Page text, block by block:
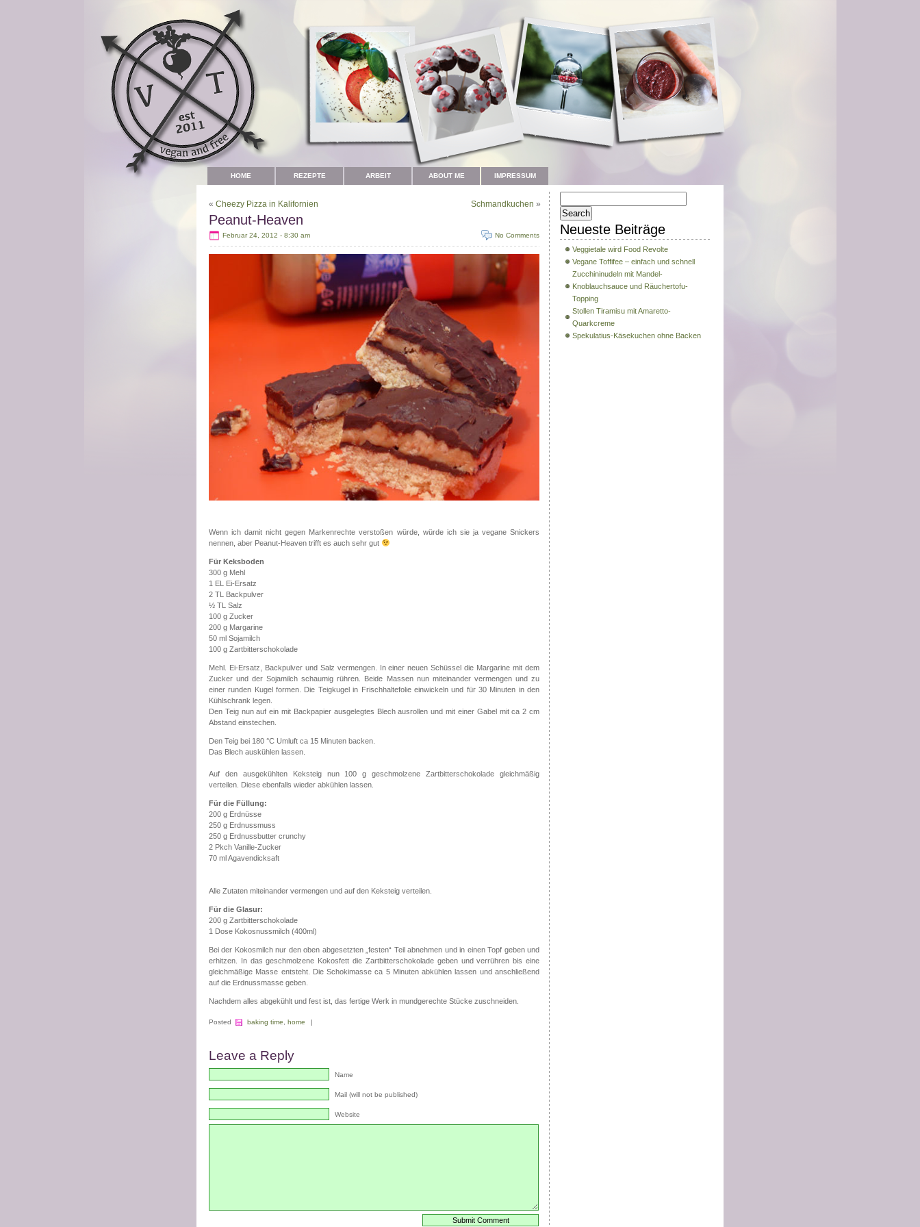
HOME REZEPTE ARBEIT ABOUT ME IMPRESSUM
« Cheezy Pizza in Kalifornien Schmandkuchen »
Peanut-Heaven
Februar 24, 2012 - 8:30 am No Comments
Wenn ich damit nicht gegen Markenrechte verstoßen würde, würde ich sie ja vegane Snickers
nennen, aber Peanut-Heaven trifft es auch sehr gut
Für Keksboden
300 g Mehl
1 EL Ei-Ersatz
2 TL Backpulver
½ TL Salz
100 g Zucker
200 g Margarine
50 ml Sojamilch
100 g Zartbitterschokolade
Mehl. Ei-Ersatz, Backpulver und Salz vermengen. In einer neuen Schüssel die Margarine mit dem
Zucker und der Sojamilch schaumig rühren. Beide Massen nun miteinander vermengen und zu
einer runden Kugel formen. Die Teigkugel in Frischhaltefolie einwickeln und für 30 Minuten in den
Kühlschrank legen.
Den Teig nun auf ein mit Backpapier ausgelegtes Blech ausrollen und mit einer Gabel mit ca 2 cm
Abstand einstechen.
Den Teig bei 180 °C Umluft ca 15 Minuten backen.
Das Blech auskühlen lassen.
Auf den ausgekühlten Keksteig nun 100 g geschmolzene Zartbitterschokolade gleichmäßig
verteilen. Diese ebenfalls wieder abkühlen lassen.
Für die Füllung:
200 g Erdnüsse
250 g Erdnussmuss
250 g Erdnussbutter crunchy
2 Pkch Vanille-Zucker
70 ml Agavendicksaft
Alle Zutaten miteinander vermengen und auf den Keksteig verteilen.
Für die Glasur:
200 g Zartbitterschokolade
1 Dose Kokosnussmilch (400ml)
Bei der Kokosmilch nur den oben abgesetzten „festen“ Teil abnehmen und in einen Topf geben und
erhitzen. In das geschmolzene Kokosfett die Zartbitterschokolade geben und verrühren bis eine
gleichmäßige Masse entsteht. Die Schokimasse ca 5 Minuten abkühlen lassen und anschließend
auf die Erdnussmasse geben.
Nachdem alles abgekühlt und fest ist, das fertige Werk in mundgerechte Stücke zuschneiden.
Posted baking time home |
Leave a Reply
Name
Mail (will not be published)
Website
Neueste Beiträge
Veggietale wird Food Revolte
Vegane Toffifee – einfach und schnell
Zucchininudeln mit Mandel-
Knoblauchsauce und Räuchertofu-
Topping
Stollen Tiramisu mit Amaretto-
Quarkcreme
Spekulatius-Käsekuchen ohne Backen